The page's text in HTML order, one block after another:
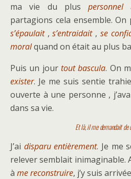
ma vie du plus personnel
partagions cela ensemble. On
s’épaulait,s’entraidait , se
moralquand on était au plus
Puis un jourtout bascula. On
exister. Je me suis sentie
ouverte à une personne ,
dans sa vie.
Et là, il me demandait de
J’ai disparu entièrement. Je me
relever semblait inimaginable.
à me reconstruire, j’y suis